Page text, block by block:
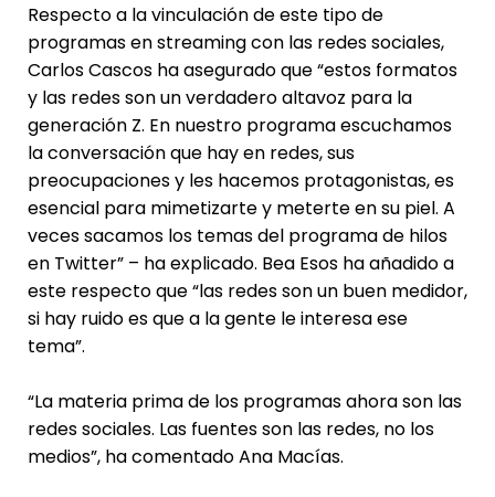
Respecto a la vinculación de este tipo de
programas en streaming con las redes sociales,
Carlos Cascos ha asegurado que “estos formatos
y las redes son un verdadero altavoz para la
generación Z. En nuestro programa escuchamos
la conversación que hay en redes, sus
preocupaciones y les hacemos protagonistas, es
esencial para mimetizarte y meterte en su piel. A
veces sacamos los temas del programa de hilos
en Twitter” – ha explicado. Bea Esos ha añadido a
este respecto que “las redes son un buen medidor,
si hay ruido es que a la gente le interesa ese
tema”.
“La materia prima de los programas ahora son las
redes sociales. Las fuentes son las redes, no los
medios”, ha comentado Ana Macías.